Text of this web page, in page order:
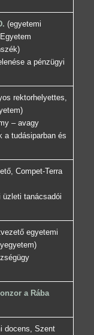
(egyetemi
a pénzügyi
rektorhelyettes,
– avagy
a tudásiparban és
Compet-Terra
üzleti tanácsadói
egyetemi
a Rába
docens, Szent